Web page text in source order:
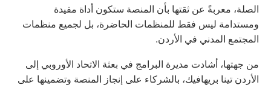
الصلة، معربةً عن ثقتها بأن المنصة ستكون أداة مفيدة
ومستدامة ليس فقط للمنظمات الحاضرة، بل لجميع منظمات
المجتمع المدني في الأردن.
‏من جهتها، أشادت مديرة البرامج في بعثة الاتحاد الأوروبي إلى
الأردن تينا بريهافيك، بالشركاء على إنجاز المنصة وتضمينها على